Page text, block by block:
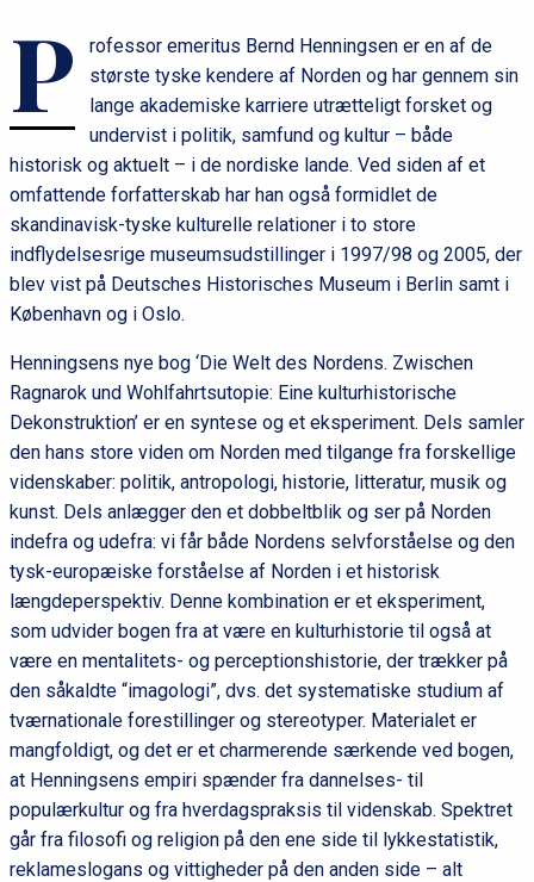
P
rofessor emeritus Bernd Henningsen er en af de
største tyske kendere af Norden og har gennem sin
lange akademiske karriere utrætteligt forsket og
undervist i politik, samfund og kultur – både
historisk og aktuelt – i de nordiske lande. Ved siden af et
omfattende forfatterskab har han også formidlet de
skandinavisk-tyske kulturelle relationer i to store
indflydelsesrige museumsudstillinger i 1997/98 og 2005, der
blev vist på Deutsches Historisches Museum i Berlin samt i
København og i Oslo.
Henningsens nye bog ‘Die Welt des Nordens. Zwischen
Ragnarok und Wohlfahrtsutopie: Eine kulturhistorische
Dekonstruktion’ er en syntese og et eksperiment. Dels samler
den hans store viden om Norden med tilgange fra forskellige
videnskaber: politik, antropologi, historie, litteratur, musik og
kunst. Dels anlægger den et dobbeltblik og ser på Norden
indefra og udefra: vi får både Nordens selvforståelse og den
tysk-europæiske forståelse af Norden i et historisk
længdeperspektiv. Denne kombination er et eksperiment,
som udvider bogen fra at være en kulturhistorie til også at
være en mentalitets- og perceptionshistorie, der trækker på
den såkaldte “imagologi”, dvs. det systematiske studium af
tværnationale forestillinger og stereotyper. Materialet er
mangfoldigt, og det er et charmerende særkende ved bogen,
at Henningsens empiri spænder fra dannelses- til
populærkultur og fra hverdagspraksis til videnskab. Spektret
går fra filosofi og religion på den ene side til lykkestatistik,
reklameslogans og vittigheder på den anden side – alt